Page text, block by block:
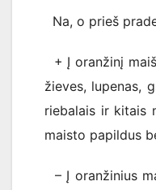
Na, o prieš
+ Į oranžinį
žieves, lupenas,
riebalais ir kitais
maisto papildus
– Į oranžinius